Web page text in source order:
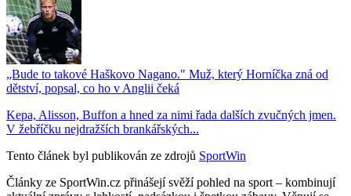
„Bude to takové Haškovo Nagano." Muž, který Horníčka zná od
dětství, popsal, co ho v Anglii čeká
Kepa, Alisson, Buffon a hned za nimi řada dalších zvučných jmen.
V žebříčku nejdražších brankářských...
Tento článek byl publikován ze zdrojů SportWin
Články ze SportWin.cz přinášejí svěží pohled na sport – kombinují